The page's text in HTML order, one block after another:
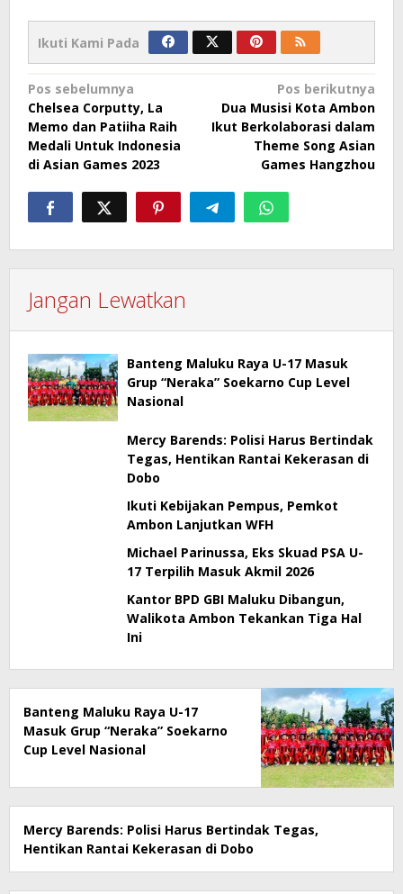
Ikuti Kami Pada
Navigasi
pos
Pos sebelumnya
Chelsea Corputty, La
Memo dan Patiiha Raih
Medali Untuk Indonesia
di Asian Games 2023
Pos berikutnya
Dua Musisi Kota Ambon
Ikut Berkolaborasi dalam
Theme Song Asian
Games Hangzhou
Jangan Lewatkan
Banteng Maluku Raya U-17 Masuk
Grup “Neraka” Soekarno Cup Level
Nasional
Mercy Barends: Polisi Harus Bertindak
Tegas, Hentikan Rantai Kekerasan di
Dobo
Ikuti Kebijakan Pempus, Pemkot
Ambon Lanjutkan WFH
Michael Parinussa, Eks Skuad PSA U-
17 Terpilih Masuk Akmil 2026
Kantor BPD GBI Maluku Dibangun,
Walikota Ambon Tekankan Tiga Hal
Ini
Banteng Maluku Raya U-17
Masuk Grup “Neraka” Soekarno
Cup Level Nasional
Mercy Barends: Polisi Harus Bertindak Tegas,
Hentikan Rantai Kekerasan di Dobo